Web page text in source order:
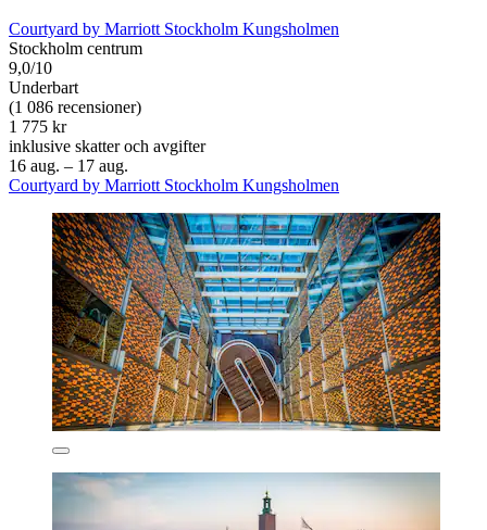
Courtyard by Marriott Stockholm Kungsholmen
Stockholm centrum
9,0/10
Underbart
(1 086 recensioner)
1 775 kr
inklusive skatter och avgifter
16 aug. – 17 aug.
Courtyard by Marriott Stockholm Kungsholmen